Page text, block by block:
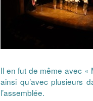
Il en fut de même avec «
ainsi qu’avec plusieurs
l’assemblée.